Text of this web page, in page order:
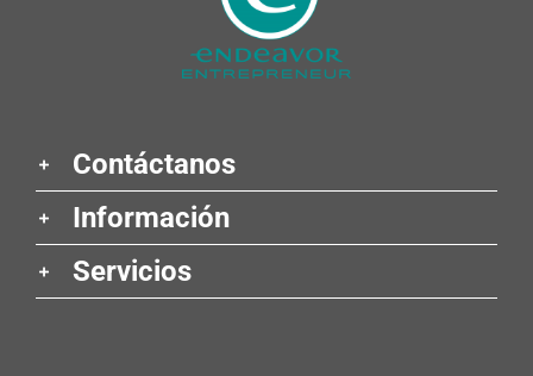
Contáctanos
Información
Servicios